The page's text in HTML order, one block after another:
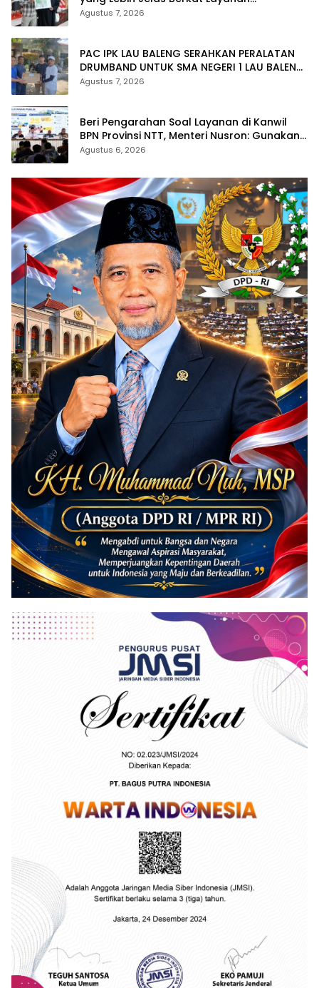
Pengukuran Terjadwal
Agustus 7, 2026
PAC IPK LAU BALENG SERAHKAN PERALATAN
DRUMBAND UNTUK SMA NEGERI 1 LAU BALENG
SAMBUT HUT RI KE-81
Agustus 7, 2026
Beri Pengarahan Soal Layanan di Kanwil
BPN Provinsi NTT, Menteri Nusron: Gunakan
Sudut Pandang Masyarakat
Agustus 6, 2026